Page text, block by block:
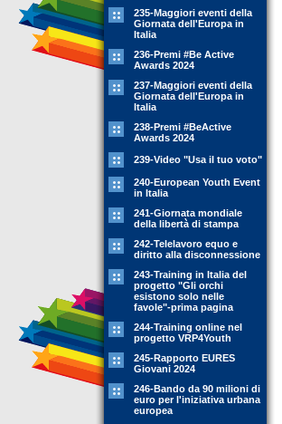
235-Maggiori eventi della
Giornata dell'Europa in
Italia
236-Premi #Be Active
Awards 2024
237-Maggiori eventi della
Giornata dell'Europa in
Italia
238-Premi #BeActive
Awards 2024
239-Video "Usa il tuo voto"
240-European Youth Event
in Italia
241-Giornata mondiale
della libertà di stampa
242-Telelavoro equo e
diritto alla disconnessione
243-Training in Italia del
progetto "Gli orchi
esistono solo nelle
favole"-prima pagina
244-Training online nel
progetto VRP4Youth
245-Rapporto EURES
Giovani 2024
246-Bando da 90 milioni di
euro per l'iniziativa urbana
europea